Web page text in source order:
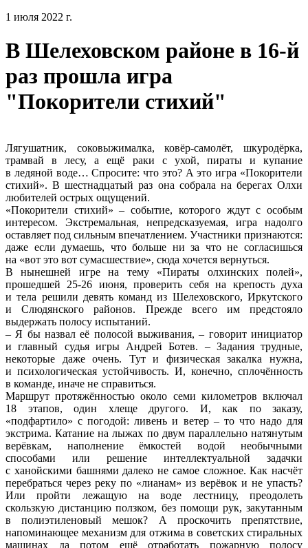
1 июля 2022 г.
В Шелеховском районе в 16-й
раз прошла игра
"Покорители стихий"
Лягушатник, соковыжималка, ковёр-самолёт, шкуродёрка,
трамвай в лесу, а ещё раки с ухой, пираты и купание
в ледяной воде… Спросите: что это? А это игра «Покорители
стихий». В шестнадцатый раз она собрала на берегах Олхи
любителей острых ощущений.
«Покорители стихий» – событие, которого ждут с особым
интересом. Экстремальная, непредсказуемая, игра надолго
оставляет под сильным впечатлением. Участники признаются:
даже если думаешь, что больше ни за что не согласишься
на «вот это вот сумасшествие», сюда хочется вернуться.
В нынешней игре на тему «Пираты олхинских полей»,
прошедшей 25-26 июня, проверить себя на крепость духа
и тела решили девять команд из Шелеховского, Иркутского
и Слюдянского районов. Прежде всего им предстояло
выдержать полосу испытаний.
– Я бы назвал её полосой выживания, – говорит инициатор
и главный судья игры Андрей Ботев. – Задания трудные,
некоторые даже очень. Тут и физическая закалка нужна,
и психологическая устойчивость. И, конечно, сплочённость
в команде, иначе не справиться.
Маршрут протяжённостью около семи километров включал
18 этапов, один хлеще другого. И, как по заказу,
«подфартило» с погодой: ливень и ветер – то что надо для
экстрима. Катание на лыжах по двум параллельно натянутым
верёвкам, наполнение ёмкостей водой необычными
способами или решение интеллектуальной задачки
с ханойскими башнями далеко не самое сложное. Как насчёт
перебраться через реку по «лианам» из верёвок и не упасть?
Или пройти лежащую на воде лестницу, преодолеть
скользкую дистанцию ползком, без помощи рук, закутанным
в полиэтиленовый мешок? А проскочить препятствие,
напоминающее механизм для отжима в советских стиральных
машинах да потом ещё отработать пожарную полосу